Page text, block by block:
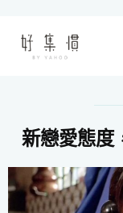
新戀愛態度